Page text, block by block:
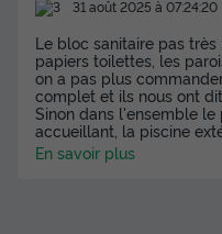
31 août 2025 à 07:24:20
Le bloc sanitaire pas
papiers toilettes, les
on a pas plus
complet et ils nous ont
Sinon dans l'ensemble le
accueillant, la piscine
En savoir plus